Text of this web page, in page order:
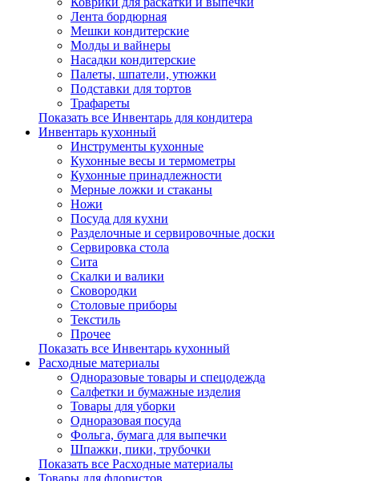
Лента бордюрная
Мешки кондитерские
Молды и вайнеры
Насадки кондитерские
Палеты, шпатели, утюжки
Подставки для тортов
Трафареты
Показать все Инвентарь для кондитера
Инвентарь кухонный
Инструменты кухонные
Кухонные весы и термометры
Кухонные принадлежности
Мерные ложки и стаканы
Ножи
Посуда для кухни
Разделочные и сервировочные доски
Сервировка стола
Сита
Скалки и валики
Сковородки
Столовые приборы
Текстиль
Прочее
Показать все Инвентарь кухонный
Расходные материалы
Одноразовые товары и спецодежда
Салфетки и бумажные изделия
Товары для уборки
Одноразовая посуда
Фольга, бумага для выпечки
Шпажки, пики, трубочки
Показать все Расходные материалы
Товары для флористов